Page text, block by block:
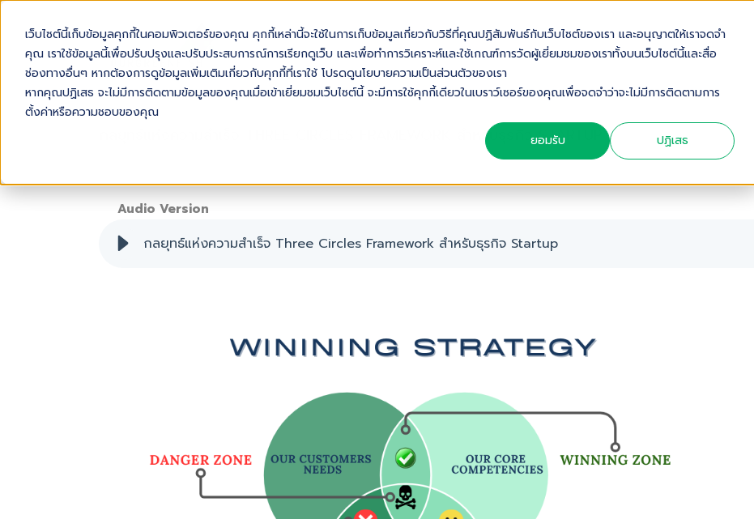
เว็บไซต์นี้เก็บข้อมูลคุกกี้ในคอมพิวเตอร์ของคุณ คุกกี้เหล่านี้จะใช้ในการเก็บข้อมูลเกี่ยวกับวิธีที่คุณปฏิสัมพันธ์กับเว็บไซต์ของเรา และอนุญาตให้เราจดจำ
คุณ เราใช้ข้อมูลนี้เพื่อปรับปรุงและปรับประสบการณ์การเรียกดูเว็บ และเพื่อทำการวิเคราะห์และใช้เกณฑ์การวัดผู้เยี่ยมชมของเราทั้งบนเว็บไซต์นี้และสื่อ
ช่องทางอื่นๆ หากต้องการดูข้อมูลเพิ่มเติมเกี่ยวกับคุกกี้ที่เราใช้ โปรดดูนโยบายความเป็นส่วนตัวของเรา
หากคุณปฏิเสธ จะไม่มีการติดตามข้อมูลของคุณเมื่อเข้าเยี่ยมชมเว็บไซต์นี้ จะมีการใช้คุกกี้เดียวในเบราว์เซอร์ของคุณเพื่อจดจำว่าจะไม่มีการติดตามการ
ตั้งค่าหรือความชอบของคุณ
ยอมรับ
ปฏิเสธ
ABOUT US SOLUTIONS INDUSTRIES SERVICES & SUPPORT
กลยุทธ์แห่งความสำเร็จ THREE CIRCLES FRAMEWORK สำหรับธุรกิจ STARTUP
Audio Version
กลยุทธ์แห่งความสำเร็จ Three Circles Framework สำหรับธุรกิจ Startup